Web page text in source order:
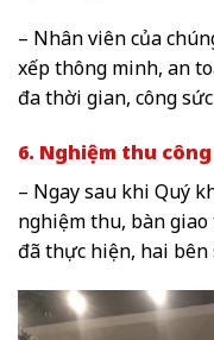
– Nhân viên của
xếp thông minh, an
đa thời gian, công
6. Nghiệm thu
– Ngay sau khi Quý
nghiệm thu, bàn giao
đã thực hiện, hai